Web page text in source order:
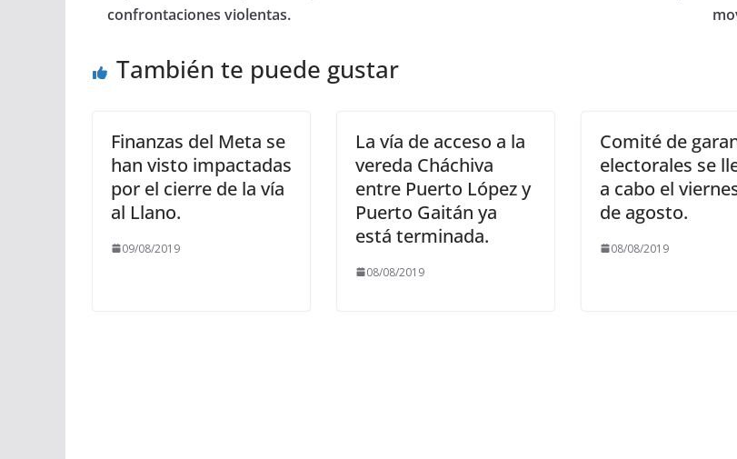
confrontaciones violentas.
También te puede gustar
Finanzas del Meta se
han visto impactadas
por el cierre de la vía
al Llano.
09/08/2019
La vía de acceso a la
vereda Cháchiva
entre Puerto López y
Puerto Gaitán ya
está terminada.
08/08/2019
Comité de
electorales se
a cabo el
de agosto.
08/08/2019